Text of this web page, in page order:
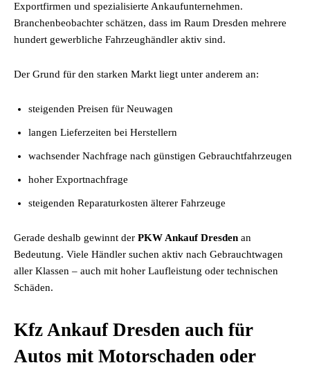
Exportfirmen und spezialisierte Ankaufunternehmen.
Branchenbeobachter schätzen, dass im Raum Dresden mehrere
hundert gewerbliche Fahrzeughändler aktiv sind.
Der Grund für den starken Markt liegt unter anderem an:
steigenden Preisen für Neuwagen
langen Lieferzeiten bei Herstellern
wachsender Nachfrage nach günstigen Gebrauchtfahrzeugen
hoher Exportnachfrage
steigenden Reparaturkosten älterer Fahrzeuge
Gerade deshalb gewinnt der PKW Ankauf Dresden an
Bedeutung. Viele Händler suchen aktiv nach Gebrauchtwagen
aller Klassen – auch mit hoher Laufleistung oder technischen
Schäden.
Kfz Ankauf Dresden auch für
Autos mit Motorschaden oder